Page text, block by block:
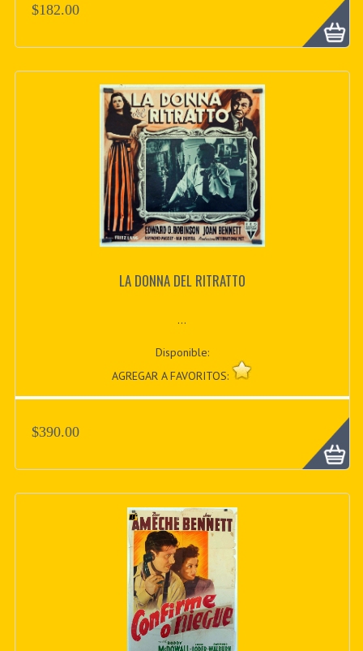
$182.00
LA DONNA DEL RITRATTO
...
Disponible:
AGREGAR A FAVORITOS:
$390.00